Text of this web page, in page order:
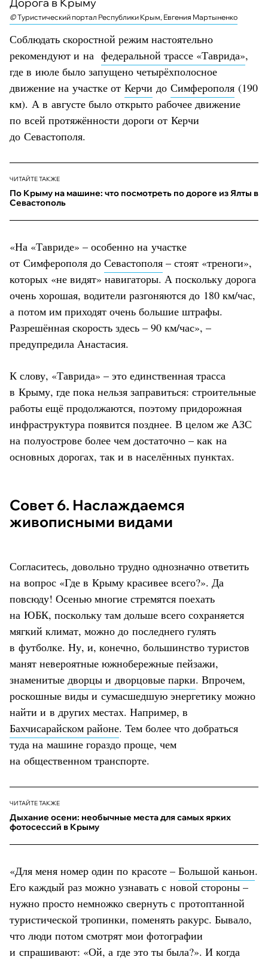
© Туристический портал Республики Крым, Евгения Мартыненко
©
©
©
©
Соблюдать скоростной режим настоятельно
рекомендуют и на федеральной трассе «Таврида»,
где в июле было запущено четырёхполосное
движение на участке от Керчи до Симферополя (190
км). А в августе было открыто рабочее движение
по всей протяжённости дороги от Керчи
до Севастополя.
ЧИТАЙТЕ ТАКЖЕ
По Крыму на машине: что посмотреть по дороге из Ялты в
Севастополь
«На «Тавриде» – особенно на участке
от Симферополя до Севастополя – стоят «треноги»,
которых «не видят» навигаторы. А поскольку дорога
очень хорошая, водители разгоняются до 180 км/час,
а потом им приходят очень большие штрафы.
Разрешённая скорость здесь – 90 км/час», –
предупредила Анастасия.
К слову, «Таврида» – это единственная трасса
в Крыму, где пока нельзя заправиться: строительные
работы ещё продолжаются, поэтому придорожная
инфраструктура появится позднее. В целом же АЗС
на полуострове более чем достаточно – как на
основных дорогах, так и в населённых пунктах.
Совет 6. Наслаждаемся
живописными видами
Согласитесь, довольно трудно однозначно ответить
на вопрос «Где в Крыму красивее всего?». Да
повсюду! Осенью многие стремятся поехать
на ЮБК, поскольку там дольше всего сохраняется
мягкий климат, можно до последнего гулять
в футболке. Ну, и, конечно, большинство туристов
манят невероятные южнобережные пейзажи,
знаменитые дворцы и дворцовые парки. Впрочем,
роскошные виды и сумасшедшую энергетику можно
найти и в других местах. Например, в
Бахчисарайском районе. Тем более что добраться
туда на машине гораздо проще, чем
на общественном транспорте.
ЧИТАЙТЕ ТАКЖЕ
Дыхание осени: необычные места для самых ярких
фотосессий в Крыму
«Для меня номер один по красоте – Большой каньон.
Его каждый раз можно узнавать с новой стороны –
нужно просто немножко свернуть с протоптанной
туристической тропинки, поменять ракурс. Бывало,
что люди потом смотрят мои фотографии
и спрашивают: «Ой, а где это ты была?». И когда